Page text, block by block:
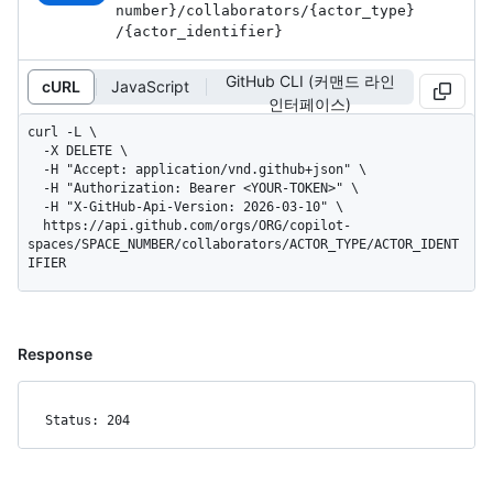
number} /collaborators /{actor_ type}
/{actor_ identifier}
cURL JavaScript
GitHub CLI (커맨드 라인
인터페이스)
curl -L \
spaces/SPACE_NUMBER/collaborators/ACTOR_TYPE/ACTOR_IDENT
IFIER
Response
Status: 204